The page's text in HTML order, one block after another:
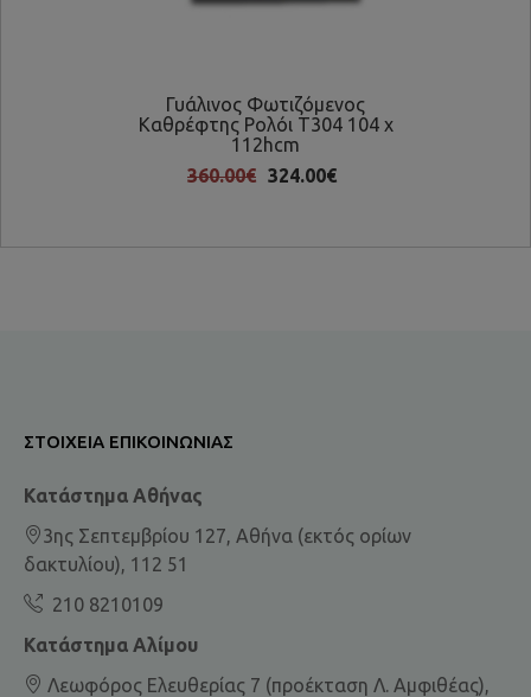
Γυάλινος Φωτιζόμενος
Καθρέφτης Ρολόι Τ304 104 x
112hcm
360.00€ 324.00€
ΣΤΟΙΧΕΊΑ ΕΠΙΚΟΙΝΩΝΊΑΣ
Κατάστημα Αθήνας
3ης Σεπτεμβρίου 127, Αθήνα (εκτός ορίων
δακτυλίου), 112 51
210 8210109
Κατάστημα Αλίμου
Λεωφόρος Ελευθερίας 7 (προέκταση Λ. Αμφιθέας),